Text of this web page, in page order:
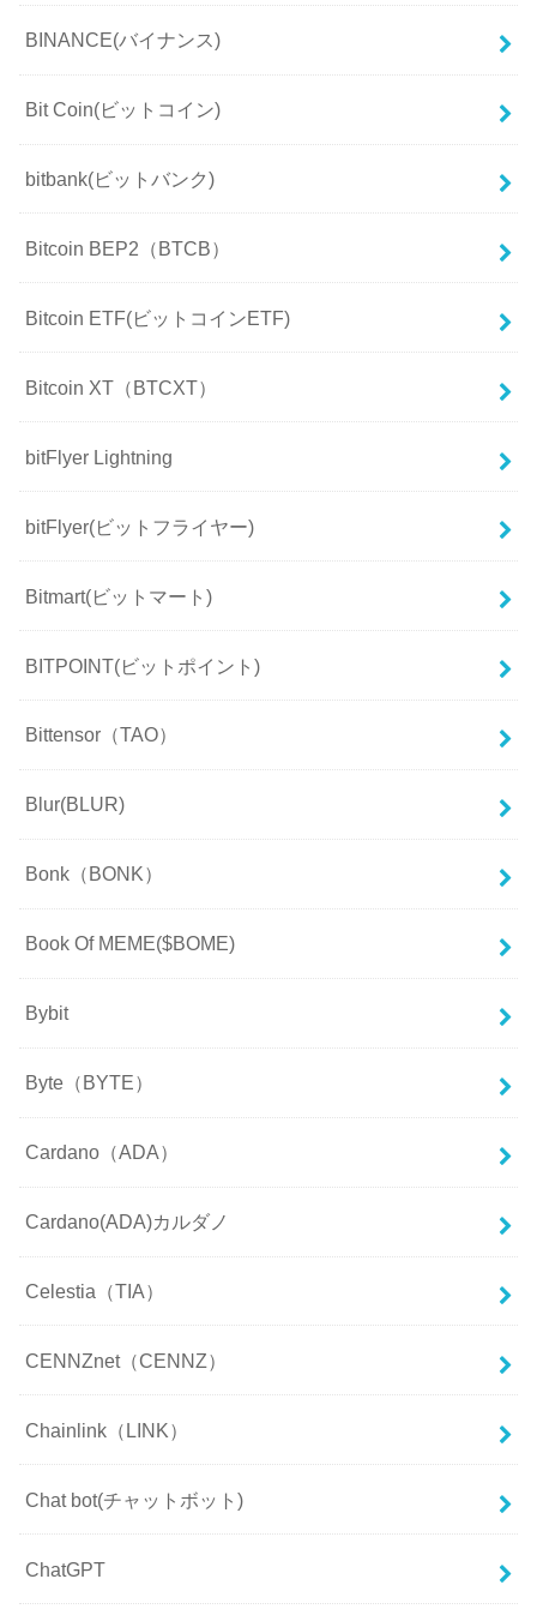
BINANCE(バイナンス)
Bit Coin(ビットコイン)
bitbank(ビットバンク)
Bitcoin BEP2（BTCB）
Bitcoin ETF(ビットコインETF)
Bitcoin XT（BTCXT）
bitFlyer Lightning
bitFlyer(ビットフライヤー)
Bitmart(ビットマート)
BITPOINT(ビットポイント)
Bittensor（TAO）
Blur(BLUR)
Bonk（BONK）
Book Of MEME($BOME)
Bybit
Byte（BYTE）
Cardano（ADA）
Cardano(ADA)カルダノ
Celestia（TIA）
CENNZnet（CENNZ）
Chainlink（LINK）
Chat bot(チャットボット)
ChatGPT